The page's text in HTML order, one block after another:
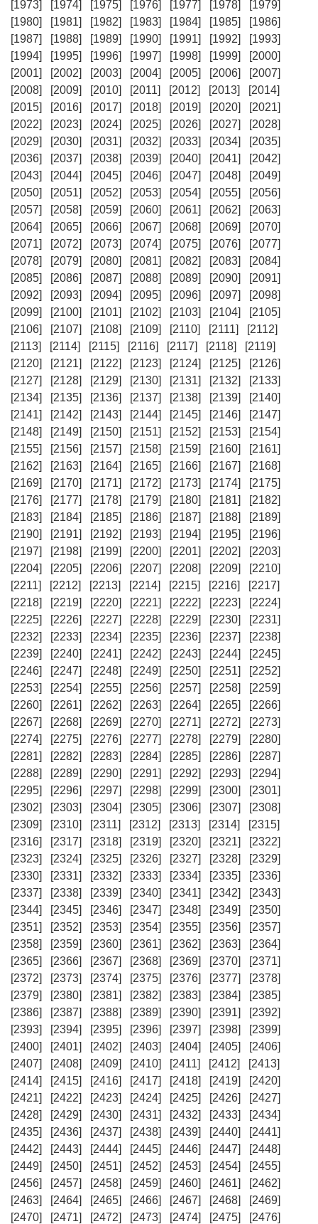
[1973] [1974] [1975] [1976] [1977] [1978]
[1979]
[1980]
[1981] [1982] [1983] [1984] [1985]
[1986]
[1987]
[1988] [1989] [1990] [1991] [1992]
[1993]
[1994]
[1995] [1996] [1997] [1998] [1999]
[2000]
[2001]
[2002] [2003] [2004] [2005] [2006]
[2007]
[2008]
[2009] [2010] [2011] [2012] [2013]
[2014]
[2015]
[2016] [2017] [2018] [2019] [2020]
[2021]
[2022]
[2023] [2024] [2025] [2026] [2027]
[2028]
[2029]
[2030] [2031] [2032] [2033] [2034]
[2035]
[2036]
[2037] [2038] [2039] [2040] [2041]
[2042]
[2043]
[2044] [2045] [2046] [2047] [2048]
[2049]
[2050]
[2051] [2052] [2053] [2054] [2055]
[2056]
[2057]
[2058] [2059] [2060] [2061] [2062]
[2063]
[2064]
[2065] [2066] [2067] [2068] [2069]
[2070]
[2071]
[2072] [2073] [2074] [2075] [2076]
[2077]
[2078]
[2079] [2080] [2081] [2082] [2083]
[2084]
[2085]
[2086] [2087] [2088] [2089] [2090]
[2091]
[2092]
[2093] [2094] [2095] [2096] [2097]
[2098]
[2099]
[2100] [2101] [2102] [2103] [2104]
[2105]
[2106]
[2107] [2108] [2109] [2110] [2111]
[2112]
[2113]
[2114] [2115] [2116] [2117] [2118]
[2119]
[2120]
[2121] [2122] [2123] [2124] [2125]
[2126]
[2127]
[2128] [2129] [2130] [2131] [2132]
[2133]
[2134]
[2135] [2136] [2137] [2138] [2139]
[2140]
[2141]
[2142] [2143] [2144] [2145] [2146]
[2147]
[2148]
[2149] [2150] [2151] [2152] [2153]
[2154]
[2155]
[2156] [2157] [2158] [2159] [2160]
[2161]
[2162]
[2163] [2164] [2165] [2166] [2167]
[2168]
[2169]
[2170] [2171] [2172] [2173] [2174]
[2175]
[2176]
[2177] [2178] [2179] [2180] [2181]
[2182]
[2183]
[2184] [2185] [2186] [2187] [2188]
[2189]
[2190]
[2191] [2192] [2193] [2194] [2195]
[2196]
[2197]
[2198] [2199] [2200] [2201] [2202]
[2203]
[2204]
[2205] [2206] [2207] [2208] [2209]
[2210]
[2211]
[2212] [2213] [2214] [2215] [2216]
[2217]
[2218]
[2219] [2220] [2221] [2222] [2223]
[2224]
[2225]
[2226] [2227] [2228] [2229] [2230]
[2231]
[2232]
[2233] [2234] [2235] [2236] [2237]
[2238]
[2239]
[2240] [2241] [2242] [2243] [2244]
[2245]
[2246]
[2247] [2248] [2249] [2250] [2251]
[2252]
[2253]
[2254] [2255] [2256] [2257] [2258]
[2259]
[2260]
[2261] [2262] [2263] [2264] [2265]
[2266]
[2267]
[2268] [2269] [2270] [2271] [2272]
[2273]
[2274]
[2275] [2276] [2277] [2278] [2279]
[2280]
[2281]
[2282] [2283] [2284] [2285] [2286]
[2287]
[2288]
[2289] [2290] [2291] [2292] [2293]
[2294]
[2295]
[2296] [2297] [2298] [2299] [2300]
[2301]
[2302]
[2303] [2304] [2305] [2306] [2307]
[2308]
[2309]
[2310] [2311] [2312] [2313] [2314]
[2315]
[2316]
[2317] [2318] [2319] [2320] [2321]
[2322]
[2323]
[2324] [2325] [2326] [2327] [2328]
[2329]
[2330]
[2331] [2332] [2333] [2334] [2335]
[2336]
[2337]
[2338] [2339] [2340] [2341] [2342]
[2343]
[2344]
[2345] [2346] [2347] [2348] [2349]
[2350]
[2351]
[2352] [2353] [2354] [2355] [2356]
[2357]
[2358]
[2359] [2360] [2361] [2362] [2363]
[2364]
[2365]
[2366] [2367] [2368] [2369] [2370]
[2371]
[2372]
[2373] [2374] [2375] [2376] [2377]
[2378]
[2379]
[2380] [2381] [2382] [2383] [2384]
[2385]
[2386]
[2387] [2388] [2389] [2390] [2391]
[2392]
[2393]
[2394] [2395] [2396] [2397] [2398]
[2399]
[2400]
[2401] [2402] [2403] [2404] [2405]
[2406]
[2407]
[2408] [2409] [2410] [2411] [2412]
[2413]
[2414]
[2415] [2416] [2417] [2418] [2419]
[2420]
[2421]
[2422] [2423] [2424] [2425] [2426]
[2427]
[2428]
[2429] [2430] [2431] [2432] [2433]
[2434]
[2435]
[2436] [2437] [2438] [2439] [2440]
[2441]
[2442]
[2443] [2444] [2445] [2446] [2447]
[2448]
[2449]
[2450] [2451] [2452] [2453] [2454]
[2455]
[2456]
[2457] [2458] [2459] [2460] [2461]
[2462]
[2463]
[2464] [2465] [2466] [2467] [2468]
[2469]
[2470]
[2471] [2472] [2473] [2474] [2475]
[2476]